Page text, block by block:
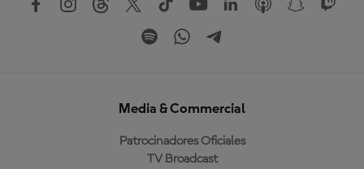
Media & Commercial
Patrocinadores Oficiales
TV Broadcast